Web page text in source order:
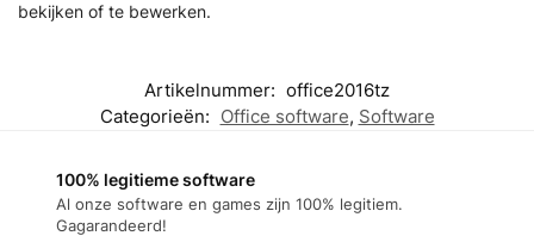
bekijken of te bewerken.
Artikelnummer: office2016tz
Categorieën: Office software, Software
100% legitieme software
Al onze software en games zijn 100% legitiem.
Gagarandeerd!